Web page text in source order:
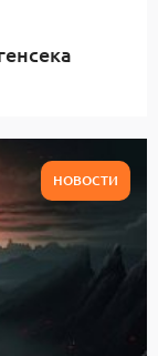
НОВОСТИ